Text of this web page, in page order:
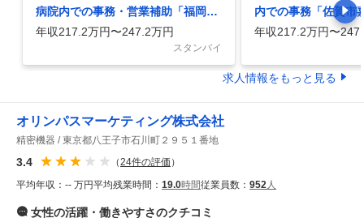
病院内での事務・営業補助「福岡市
東区香椎」
年収217.2万円〜247.2万円
スタンバイ
内での事務「佐賀市
年収217.2万円〜
求人情報をもっと見る
オリンパスマーケティング株式会社
精密機器 東京都八王子市石川町２９５１番地
3.4 （24件の評価 ）
平均年収： -- 万円平均残業時間： 19.0時間従業員数： 952 人
女性の活躍・働きやすさのクチコミ